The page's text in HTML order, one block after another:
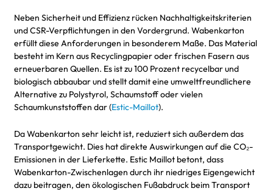
Neben Sicherheit und Effizienz rücken Nachhaltigkeitskriterien
und CSR-Verpflichtungen in den Vordergrund. Wabenkarton
erfüllt diese Anforderungen in besonderem Maße. Das Material
besteht im Kern aus Recyclingpapier oder frischen Fasern aus
erneuerbaren Quellen. Es ist zu 100 Prozent recycelbar und
biologisch abbaubar und stellt damit eine umweltfreundlichere
Alternative zu Polystyrol, Schaumstoff oder vielen
Schaumkunststoffen dar (Estic-Maillot).
Da Wabenkarton sehr leicht ist, reduziert sich außerdem das
Transportgewicht. Dies hat direkte Auswirkungen auf die CO₂-
Emissionen in der Lieferkette. Estic Maillot betont, dass
Wabenkarton-Zwischenlagen durch ihr niedriges Eigengewicht
dazu beitragen, den ökologischen Fußabdruck beim Transport